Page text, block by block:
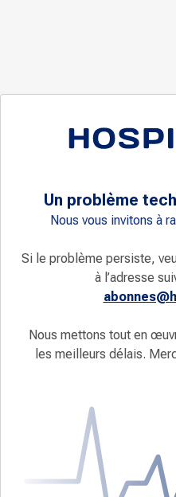
Un problème
Nous vous invitons à
Si le problème persiste,
à l’adresse
Nous mettons tout en
les meilleurs délais.